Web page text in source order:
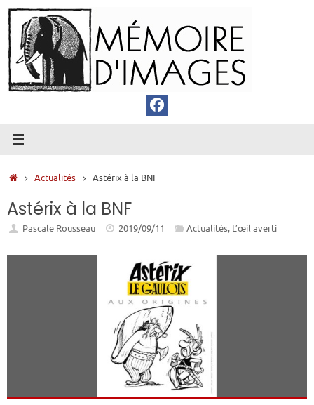
Passer
au
contenu
Accueil
Actualités Astérix à la BNF
Astérix à la BNF
Pascale Rousseau 2019/09/11 Actualités, L’œil averti